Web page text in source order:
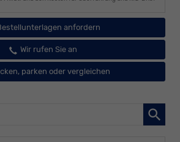
anfordern
Wir rufen Sie an
parken oder vergleichen